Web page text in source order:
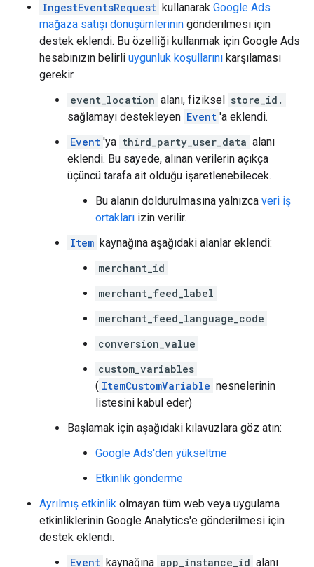
IngestEventsRequest kullanarak Google Ads
mağaza satışı dönüşümlerinin gönderilmesi için
destek eklendi. Bu özelliği kullanmak için Google Ads
hesabınızın belirli uygunluk koşullarını karşılaması
gerekir.
event_location alanı, fiziksel store_id.
sağlamayı destekleyen Event 'a eklendi.
Event 'ya third_party_user_data alanı
eklendi. Bu sayede, alınan verilerin açıkça
üçüncü tarafa ait olduğu işaretlenebilecek.
Bu alanın doldurulmasına yalnızca veri iş
ortakları izin verilir.
Item kaynağına aşağıdaki alanlar eklendi:
merchant_id
merchant_feed_label
merchant_feed_language_code
conversion_value
custom_variables
( ItemCustomVariable nesnelerinin
listesini kabul eder)
Başlamak için aşağıdaki kılavuzlara göz atın:
Google Ads'den yükseltme
Etkinlik gönderme
Ayrılmış etkinlik olmayan tüm web veya uygulama
etkinliklerinin Google Analytics'e gönderilmesi için
destek eklendi.
Event kaynağına app_instance_id alanı